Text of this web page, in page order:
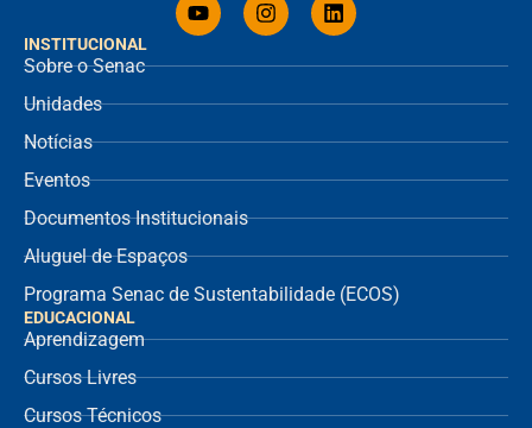
INSTITUCIONAL
Sobre o Senac
Unidades
Notícias
Eventos
Documentos Institucionais
Aluguel de Espaços
Programa Senac de Sustentabilidade (ECOS)
EDUCACIONAL
Aprendizagem
Cursos Livres
Cursos Técnicos